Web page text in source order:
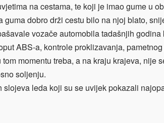
nacestama, te koji je imao gume u
guma dobro drži cestu bilo na njoj blato,
vozače automobila tadašnjih
ABS-a, kontrole proklizavanja,
momentu treba, a na kraju krajeva, nije
soljenju.
slojeva leda koji su se uvijek pokazali